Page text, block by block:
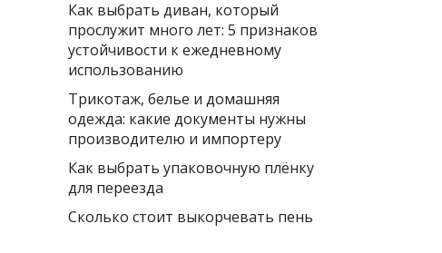
Как выбрать диван, который
прослужит много лет: 5 признаков
устойчивости к ежедневному
использованию
Трикотаж, белье и домашняя
одежда: какие документы нужны
производителю и импортеру
Как выбрать упаковочную плёнку
для переезда
Сколько стоит выкорчевать пень